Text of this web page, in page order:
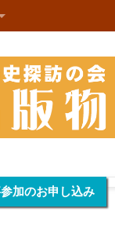
加のお申し込み